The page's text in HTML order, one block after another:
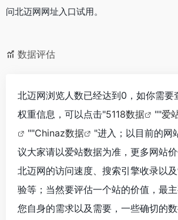
问北迈网网址入口试用。
数据评估
北迈网浏览人数已经达到0，如你需要
权重信息，可以点击"5118数据 ""爱
""Chinaz数据
"进入；以目前的网
议大家请以爱站数据为准，更多网站价
北迈网的访问速度、搜索引擎收录以
验等；当然要评估一个站的价值，最
您自身的需求以及需要，一些确切的